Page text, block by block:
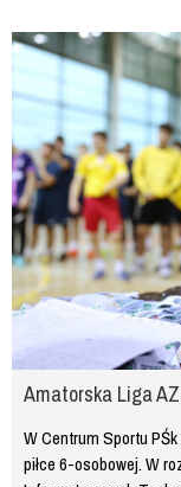
Amatorska Liga
W Centrum Sportu
piłce 6-osobowej. W